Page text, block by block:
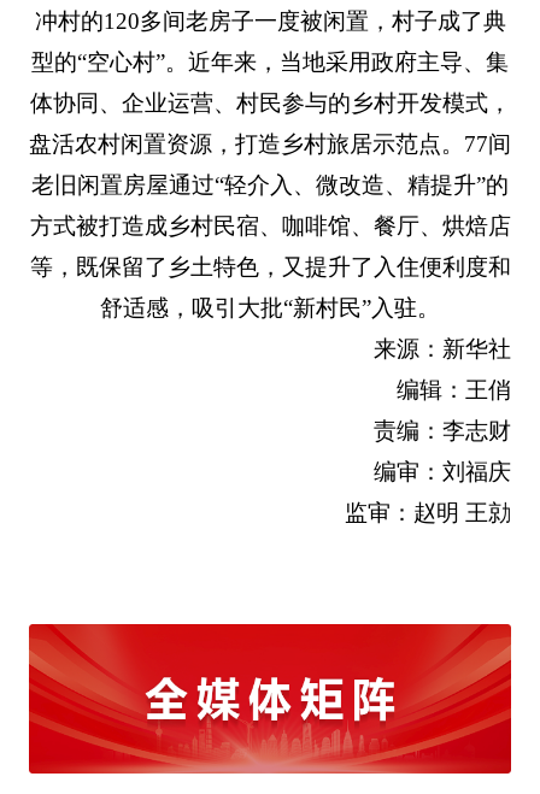
冲村的120多间老房子一度被闲置，村子成了典
型的“空心村”。近年来，当地采用政府主导、集
体协同、企业运营、村民参与的乡村开发模式，
盘活农村闲置资源，打造乡村旅居示范点。77间
老旧闲置房屋通过“轻介入、微改造、精提升”的
方式被打造成乡村民宿、咖啡馆、餐厅、烘焙店
等，既保留了乡土特色，又提升了入住便利度和
舒适感，吸引大批“新村民”入驻。
来源：新华社
编辑：王俏
责编：李志财
编审：刘福庆
监审：赵明 王勍